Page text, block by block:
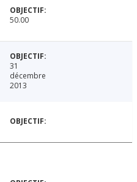
50.00
31
décembre
2013